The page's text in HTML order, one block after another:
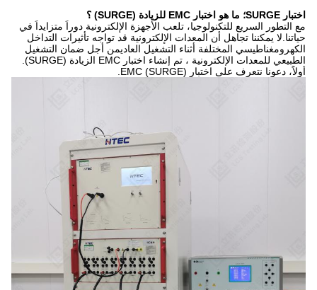
اختبار SURGE؛ ما هو اختبار EMC للزيادة (SURGE) ؟
مع التطور السريع للتكنولوجيا، تلعب الأجهزة الإلكترونية دوراً متزايداً في
حياتنا.لا يمكننا تجاهل أن المعدات الإلكترونية قد تواجه تأثيرات التداخل
الكهرومغناطيسي المختلفة أثناء التشغيل العاديمن أجل ضمان التشغيل
الطبيعي للمعدات الإلكترونية ، تم إنشاء اختبار EMC الزيادة (SURGE).
أولاً، دعونا نتعرف على اختبار EMC (SURGE).